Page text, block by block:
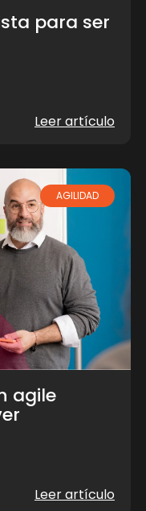
para ser
Leer artículo
AGILIDAD
agile
Leer artículo